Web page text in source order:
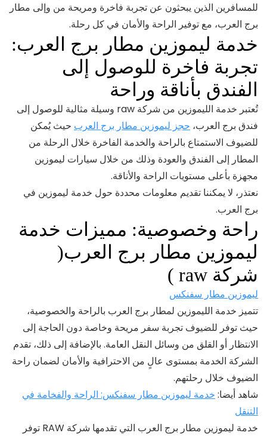
للمسافرين الذين يبحثون عن تجربة فاخرة ومريحة من وإلى مطار
برج العرب، مع توفير الراحة والأمان في كل رحلة.
خدمة ليموزين مطار برج العرب:
تجربة فاخرة للوصول إلى
الفندق بأناقة وراحة
تُعتبر خدمة الليموزين من شركة raw وسيلة مثالية للوصول إلى
فندق برج العرب، حجز ليموزين مطار برج العرب حيث يُمكن
للضيوف الاستمتاع بالراحة والخدمة الفاخرة خلال الرحلة من
المطار إلى الفندق والعودة وذلك من خلال سيارات ليموزين
مجهزة بأعلى مستويات الراحة والأناقة.
نعتذر، لا يمكننا تقديم معلومات محددة حول خدمة ليموزين في
برج العرب.
راحة وخصوصية: مميزات خدمة
ليموزين مطار برج العرب(
شركة raw )
ليموزين مطار سفنكس
تتميز خدمة الليموزين لمطار برج العرب بالراحة والخصوصية،
حيث توفر للضيوف تجربة سفر مريحة وخاصة دون الحاجة إلى
الانتظار أو القلق من وسائل النقل العامة. بالإضافة إلى ذلك، تقدم
الشركة الخدمة بمستوى عالٍ من الاحترافية والأمان لضمان راحة
الضيوف خلال رحلتهم.
شاهد أيضا: خدمة ليموزين مطار سفنكس: الراحة والفخامة في
التنقل
خدمة ليموزين مطار برج العرب التي تقدمها شركة RAW توفر